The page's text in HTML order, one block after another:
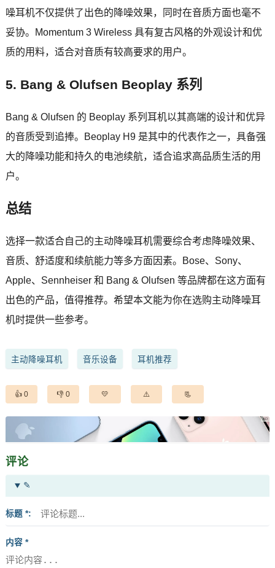
噪耳机不仅提供了出色的降噪效果，同时在音质方面也毫不
妥协。Momentum 3 Wireless 具有复古风格的外观设计和优
质的用料，适合对音质有较高要求的用户。
5. Bang & Olufsen Beoplay 系列
Bang & Olufsen 的 Beoplay 系列耳机以其高端的设计和优异
的音质受到追捧。Beoplay H9 是其中的代表作之一，具备强
大的降噪功能和持久的电池续航，适合追求高品质生活的用
户。
总结
选择一款适合自己的主动降噪耳机需要综合考虑降噪效果、
音质、舒适度和续航能力等多方面因素。Bose、Sony、
Apple、Sennheiser 和 Bang & Olufsen 等品牌都在这方面有
出色的产品，值得推荐。希望本文能为你在选购主动降噪耳
机时提供一些参考。
主动降噪耳机 音乐设备 耳机推荐
0 0
评论
✎
标题 *
内容 *